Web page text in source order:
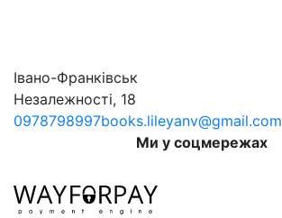
Івано-Франківськ
Незалежності, 18
0978798997books.lileyanv@gmail.com
Ми у соцмережах